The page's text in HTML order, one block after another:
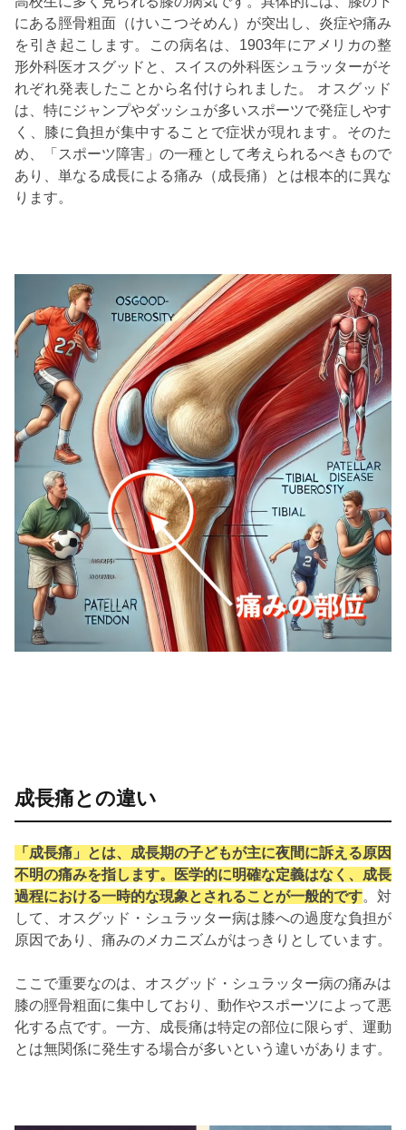
にある脛骨粗面（けいこつそめん）が突出し、炎症や痛み
を引き起こします。この病名は、1903年にアメリカの整
形外科医オスグッドと、スイスの外科医シュラッターがそ
れぞれ発表したことから名付けられました。 オスグッド
は、特にジャンプやダッシュが多いスポーツで発症しやす
く、膝に負担が集中することで症状が現れます。そのた
め、「スポーツ障害」の一種として考えられるべきもので
あり、単なる成長による痛み（成長痛）とは根本的に異な
ります。
成長痛との違い
「成長痛」とは、成長期の子どもが主に夜間に訴える原因
不明の痛みを指します。医学的に明確な定義はなく、成長
過程における一時的な現象とされることが一般的です。対
して、オスグッド・シュラッター病は膝への過度な負担が
原因であり、痛みのメカニズムがはっきりとしています。
ここで重要なのは、オスグッド・シュラッター病の痛みは
膝の脛骨粗面に集中しており、動作やスポーツによって悪
化する点です。一方、成長痛は特定の部位に限らず、運動
とは無関係に発生する場合が多いという違いがあります。